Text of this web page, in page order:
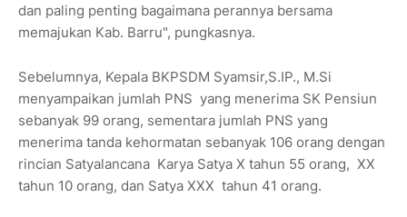
dan paling penting bagaimana perannya bersama
memajukan Kab. Barru", pungkasnya.
Sebelumnya, Kepala BKPSDM Syamsir,S.IP., M.Si
menyampaikan jumlah PNS yang menerima SK Pensiun
sebanyak 99 orang, sementara jumlah PNS yang
menerima tanda kehormatan sebanyak 106 orang dengan
rincian Satyalancana Karya Satya X tahun 55 orang, XX
tahun 10 orang, dan Satya XXX tahun 41 orang.